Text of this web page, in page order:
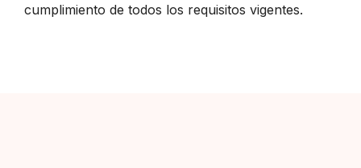
cumplimiento de todos los requisitos vigentes.